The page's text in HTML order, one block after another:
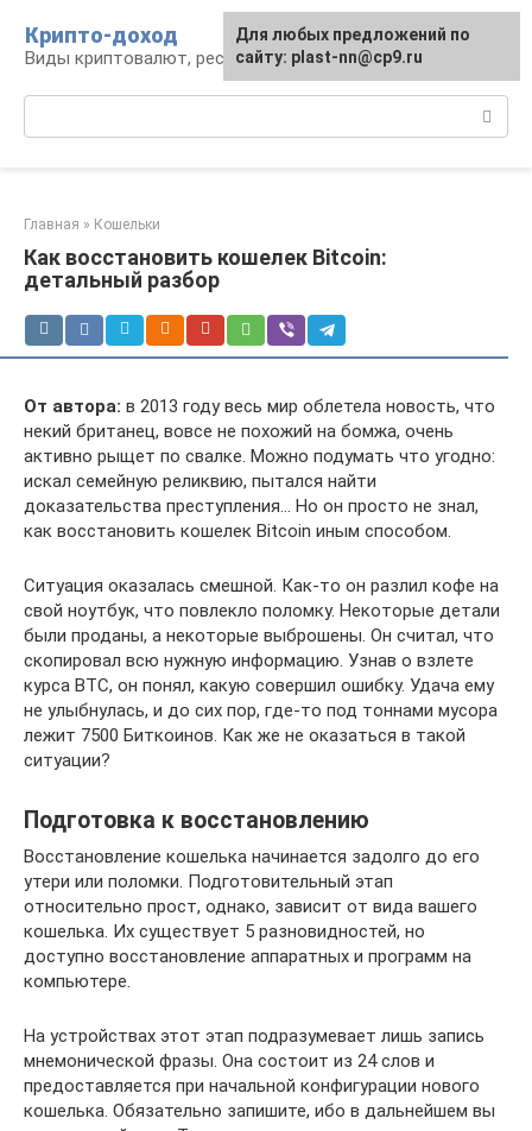
контенту
Крипто-доход
Виды криптовалют, ресурсы и сервисы
Главная » Кошельки
Как восстановить кошелек Bitcoin:
детальный разбор
От автора: в 2013 году весь мир облетела новость, что
некий британец, вовсе не похожий на бомжа, очень
активно рыщет по свалке. Можно подумать что угодно:
искал семейную реликвию, пытался найти
доказательства преступления… Но он просто не знал,
как восстановить кошелек Bitcoin иным способом.
Ситуация оказалась смешной. Как-то он разлил кофе на
свой ноутбук, что повлекло поломку. Некоторые детали
были проданы, а некоторые выброшены. Он считал, что
скопировал всю нужную информацию. Узнав о взлете
курса BTC, он понял, какую совершил ошибку. Удача ему
не улыбнулась, и до сих пор, где-то под тоннами мусора
лежит 7500 Биткоинов. Как же не оказаться в такой
ситуации?
Подготовка к восстановлению
Восстановление кошелька начинается задолго до его
утери или поломки. Подготовительный этап
относительно прост, однако, зависит от вида вашего
кошелька. Их существует 5 разновидностей, но
доступно восстановление аппаратных и программ на
компьютере.
На устройствах этот этап подразумевает лишь запись
мнемонической фразы. Она состоит из 24 слов и
предоставляется при начальной конфигурации нового
кошелька. Обязательно запишите, ибо в дальнейшем вы
Для любых предложений по
сайту: plast-nn@cp9.ru